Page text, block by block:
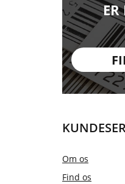
ER
Om os
Find os